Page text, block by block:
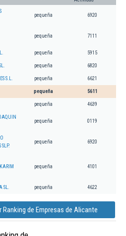
pequeña 6920
pequeña 7111
pequeña 5915
pequeña 6820
S.L. pequeña 6621
pequeña 5611
pequeña 4639
pequeña 0119
SLP.
pequeña 6920
pequeña 4101
SL. pequeña 4622
Ranking de Empresas de Alicante